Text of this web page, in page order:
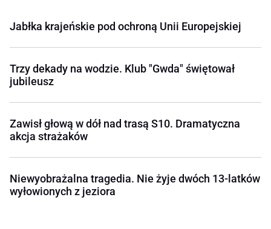
Jabłka krajeńskie pod ochroną Unii Europejskiej
Trzy dekady na wodzie. Klub "Gwda" świętował
jubileusz
Zawisł głową w dół nad trasą S10. Dramatyczna
akcja strażaków
Niewyobrażalna tragedia. Nie żyje dwóch 13-latków
wyłowionych z jeziora